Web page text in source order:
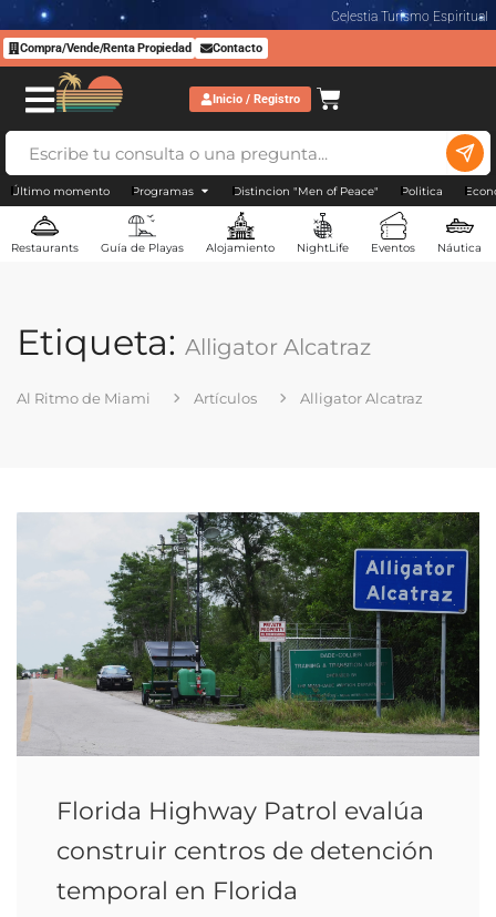
Celestia Turismo Espiritual
Compra/Vende/Renta Propiedad Contacto
Inicio / Registro
Último momento Programas Distincion "Men of Peace" Politica
Restaurants Guía de Playas Alojamiento NightLife Eventos Náutica
Etiqueta: Alligator Alcatraz
Al Ritmo de Miami Artículos Alligator Alcatraz
Florida Highway Patrol evalúa
construir centros de detención
temporal en Florida